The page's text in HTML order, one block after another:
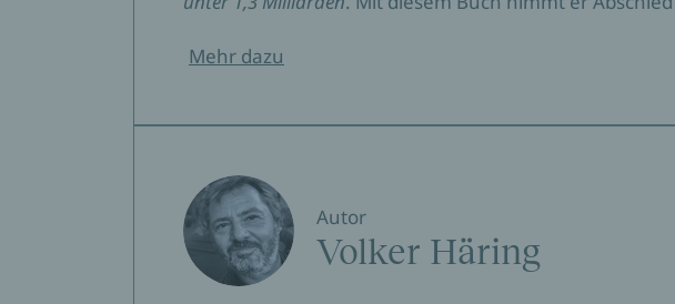
Mehr dazu
Autor
Volker Häring